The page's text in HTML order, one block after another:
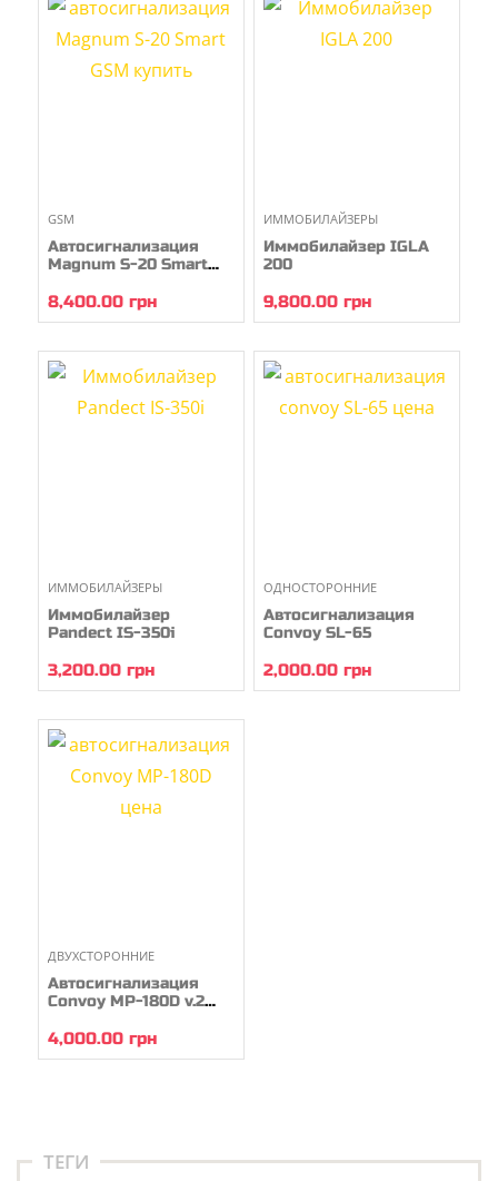
GSM
Автосигнализация
Magnum S-20 Smart
8,400.00 грн
ИММОБИЛАЙЗЕРЫ
Иммобилайзер IGLA
200
9,800.00 грн
ИММОБИЛАЙЗЕРЫ
Иммобилайзер
Pandect IS-350i
3,200.00 грн
ОДНОСТОРОННИЕ
Автосигнализация
Convoy SL-65
2,000.00 грн
ДВУХСТОРОННИЕ
Автосигнализация
Convoy MP-180D v.2
4,000.00 грн
ТЕГИ